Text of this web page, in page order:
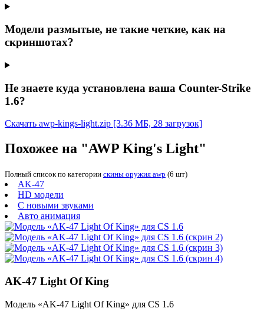
Модели размытые, не такие четкие, как на
скриншотах?
Не знаете куда установлена ваша Counter-Strike
1.6?
Скачать awp-kings-light.zip [3.36 МБ, 28 загрузок]
Похожее на "AWP King's Light"
Полный список по категории скины оружия awp (6 шт)
AK-47
HD модели
С новыми звуками
Авто анимация
AK-47 Light Of King
Модель «AK-47 Light Of King» для CS 1.6